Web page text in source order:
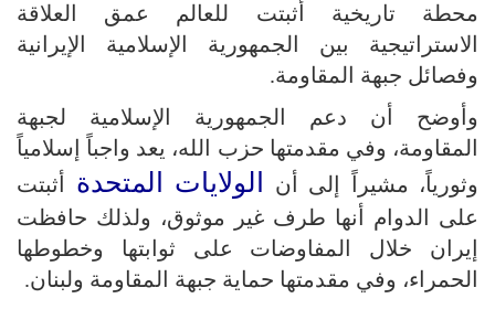
محطة تاريخية أثبتت للعالم عمق العلاقة
الاستراتيجية بين الجمهورية الإسلامية الإيرانية
وفصائل جبهة المقاومة.
وأوضح أن دعم الجمهورية الإسلامية لجبهة
المقاومة، وفي مقدمتها حزب الله، يعد واجباً إسلامياً
وثورياً، مشيراً إلى أن
الولايات المتحدة أثبتت
على الدوام أنها طرف غير موثوق، ولذلك حافظت
إيران خلال المفاوضات على ثوابتها وخطوطها
الحمراء، وفي مقدمتها حماية جبهة المقاومة ولبنان.